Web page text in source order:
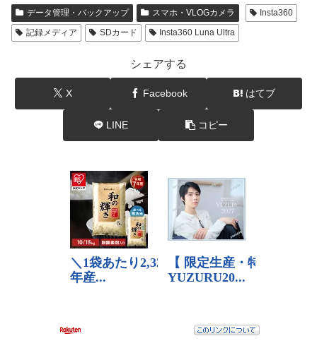
データ管理・バックアップ スマホ・VLOGカメラ
Insta360
記録メディア
SDカード Insta360 Luna Ultra
シェアする
X Facebook はてブ
LINE コピー